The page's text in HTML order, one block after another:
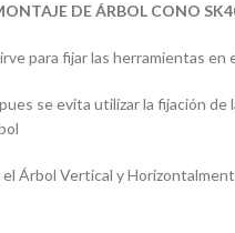
DE ÁRBOL CONO
para fijar las herramientas en
se evita utilizar la fijación de
el Árbol Vertical y